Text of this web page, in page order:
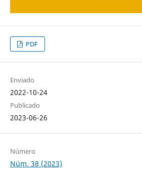
PDF
Enviado
2022-10-24
Publicado
2023-06-26
Número
Núm. 38 (2023)